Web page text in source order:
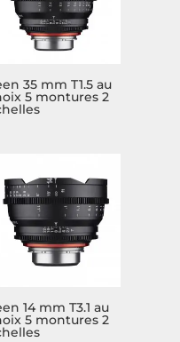
35 mm T1.5 au
5 montures 2
14 mm T3.1 au
5 montures 2